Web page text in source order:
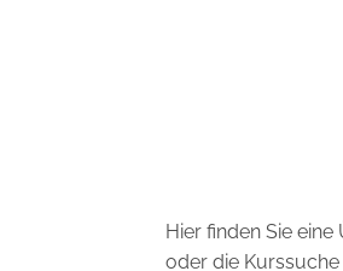
Hier finden Sie
oder die